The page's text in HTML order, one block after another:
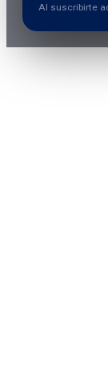
Al suscribirte